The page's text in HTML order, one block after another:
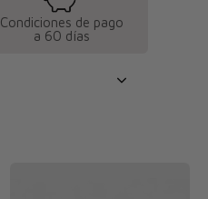
Condiciones de pago
a 60 días